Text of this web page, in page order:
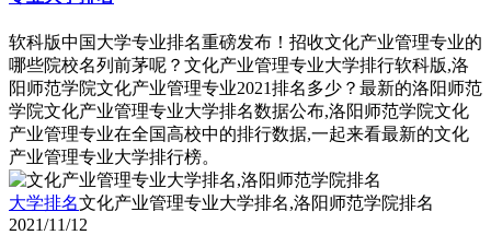
软科版中国大学专业排名重磅发布！招收文化产业管理专业的
哪些院校名列前茅呢？文化产业管理专业大学排行软科版,洛
阳师范学院文化产业管理专业2021排名多少？最新的洛阳师范
学院文化产业管理专业大学排名数据公布,洛阳师范学院文化
产业管理专业在全国高校中的排行数据,一起来看最新的文化
产业管理专业大学排行榜。
大学排名文化产业管理专业大学排名,洛阳师范学院排名
2021/11/12